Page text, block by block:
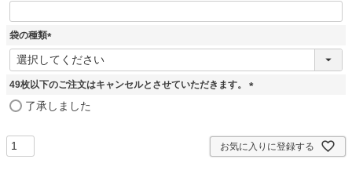
袋の種類
(
必
須
49枚以下のご注文はキャンセルとさせていただきます。
)
了承しました
お気に入りに登録する